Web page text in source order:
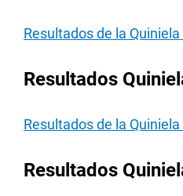
Resultados de la
Resultados
Resultados de la
Resultados